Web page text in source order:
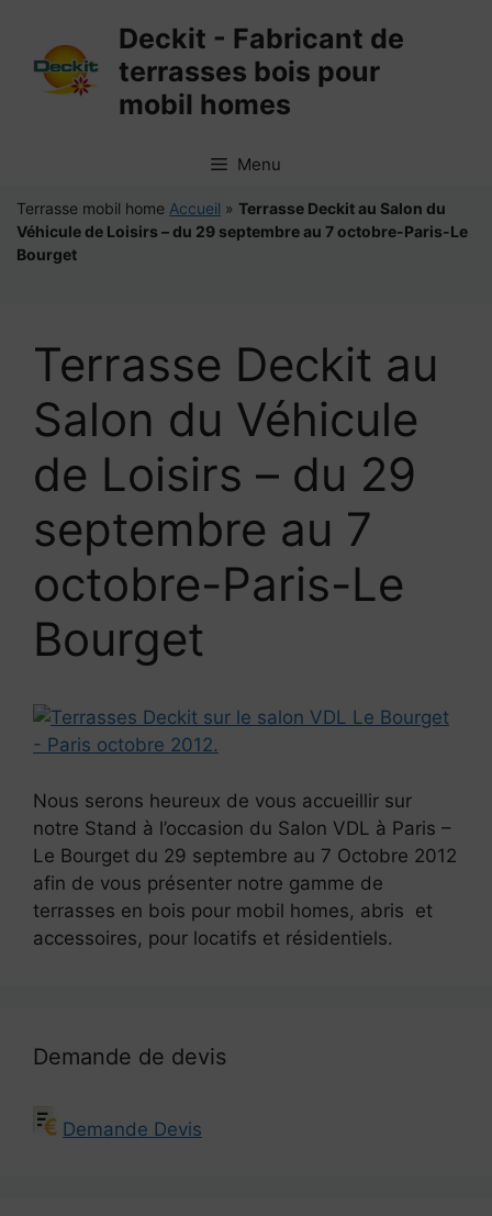
contenu
Deckit - Fabricant de
terrasses bois pour
mobil homes
Menu
Terrasse mobil home Accueil » Terrasse Deckit au Salon du
Véhicule de Loisirs – du 29 septembre au 7 octobre-Paris-Le
Bourget
Terrasse Deckit au
Salon du Véhicule
de Loisirs – du 29
septembre au 7
octobre-Paris-Le
Bourget
Nous serons heureux de vous accueillir sur
notre Stand à l’occasion du Salon VDL à Paris –
Le Bourget du 29 septembre au 7 Octobre 2012
afin de vous présenter notre gamme de
terrasses en bois pour mobil homes, abris et
accessoires, pour locatifs et résidentiels.
Demande de devis
Demande Devis